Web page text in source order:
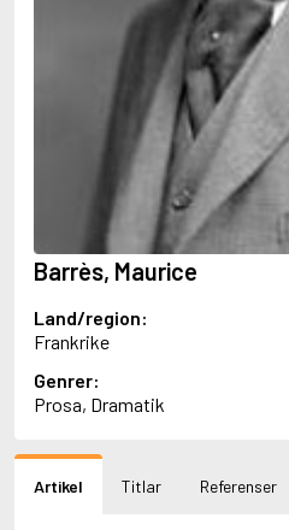
Abu-Jaber, Diana
Aburas, Lone
Achmatova, Anna
Aciman, André
Ackebo, Lena
Acker, Kathy
Ackroyd, Peter
Adam de la Halle
Adamov, Arthur
Adams, Douglas
Adams, Jane
Adams, Richard
Adbåge, Emma
Adbåge, Lisen
Adler-Olsen, Jussi
Barrès, Maurice
Land/region:
Frankrike
Genrer:
Prosa, Dramatik
Artikel Titlar Referenser